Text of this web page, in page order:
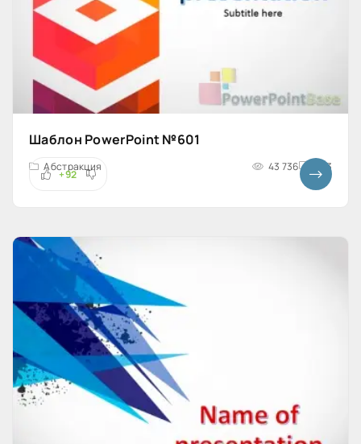
Шаблон PowerPoint №601
Абстракция 43 736 4x3
+92